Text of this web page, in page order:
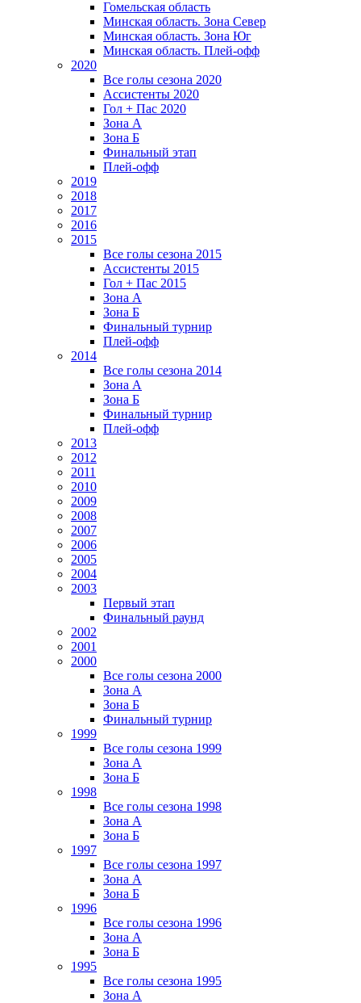
Гомельская область
Минская область. Зона Север
Минская область. Зона Юг
Минская область. Плей-офф
2020
Все голы сезона 2020
Ассистенты 2020
Гол + Пас 2020
Зона А
Зона Б
Финальный этап
Плей-офф
2019
2018
2017
2016
2015
Все голы сезона 2015
Ассистенты 2015
Гол + Пас 2015
Зона А
Зона Б
Финальный турнир
Плей-офф
2014
Все голы сезона 2014
Зона А
Зона Б
Финальный турнир
Плей-офф
2013
2012
2011
2010
2009
2008
2007
2006
2005
2004
2003
Первый этап
Финальный раунд
2002
2001
2000
Все голы сезона 2000
Зона А
Зона Б
Финальный турнир
1999
Все голы сезона 1999
Зона А
Зона Б
1998
Все голы сезона 1998
Зона А
Зона Б
1997
Все голы сезона 1997
Зона А
Зона Б
1996
Все голы сезона 1996
Зона А
Зона Б
1995
Все голы сезона 1995
Зона А